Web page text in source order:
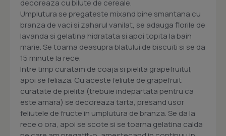
decoreaza cu bilute de cereale.
Umplutura se pregateste mixand bine smantana cu
branza de vaci si zaharul vanilat, se adauga florile de
lavanda si gelatina hidratata si apoi topita la bain
marie. Se toarna deasupra blatului de biscuiti si se da
15 minute la rece.
Intre timp curatam de coaja si pielita grapefruitul,
apoi se feliaza. Cu aceste feliute de grapefruit
curatate de pielita (trebuie indepartata pentru ca
este amara) se decoreaza tarta, presand usor
feliutele de fructe in umplutura de branza. Se da la
rece o ora, apoi se scote si se toarna gelatina calda